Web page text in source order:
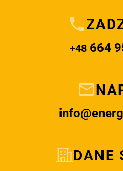
+48664
DANE